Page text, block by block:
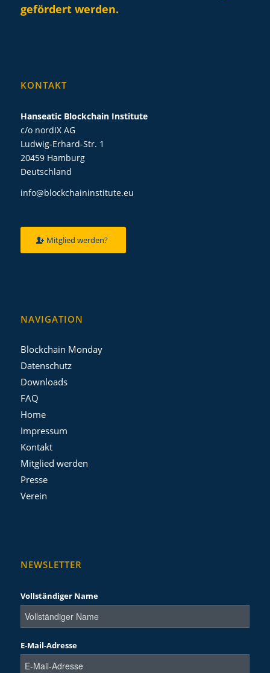
gefördert werden.
KONTAKT
Hanseatic Blockchain Institute
c/o nordIX AG
Ludwig-Erhard-Str. 1
20459 Hamburg
Deutschland
info@blockchaininstitute.eu
Mitglied werden?
NAVIGATION
Blockchain Monday
Datenschutz
Downloads
FAQ
Home
Impressum
Kontakt
Mitglied werden
Presse
Verein
NEWSLETTER
Vollständiger Name
E-Mail-Adresse